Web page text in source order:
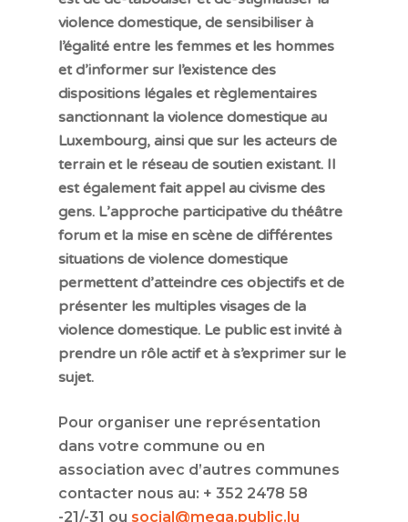
violence domestique, de sensibiliser à
l’égalité entre les femmes et les hommes
et d’informer sur l’existence des
dispositions légales et règlementaires
sanctionnant la violence domestique au
Luxembourg, ainsi que sur les acteurs de
terrain et le réseau de soutien existant. Il
est également fait appel au civisme des
gens. L’approche participative du théâtre
forum et la mise en scène de différentes
situations de violence domestique
permettent d’atteindre ces objectifs et de
présenter les multiples visages de la
violence domestique. Le public est invité à
prendre un rôle actif et à s’exprimer sur le
sujet.
Pour organiser une représentation
dans votre commune ou en
association avec d’autres communes
contacter nous au: + 352 2478 58
-21/-31 ou social@mega.public.lu